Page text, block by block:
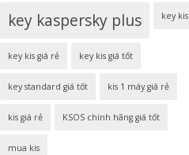
key kaspersky plus key kis
key kis giá rẻ key kis giá tốt
key standard giá tốt kis 1 máy giá rẻ
kis giá rẻ KSOS chính hãng giá tốt
mua kis